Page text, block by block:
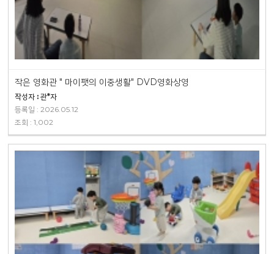
작은 영화관 " 마이팻의 이중생활" DVD영화상영
작성자 : 관*자
등록일 : 2026.05.12
조회 : 1,002